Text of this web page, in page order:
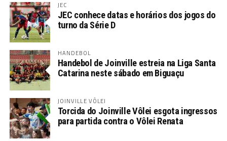
JEC
JEC conhece datas e horários dos jogos do
turno da Série D
HANDEBOL
Handebol de Joinville estreia na Liga Santa
Catarina neste sábado em Biguaçu
JOINVILLE VÔLEI
Torcida do Joinville Vôlei esgota ingressos
para partida contra o Vôlei Renata